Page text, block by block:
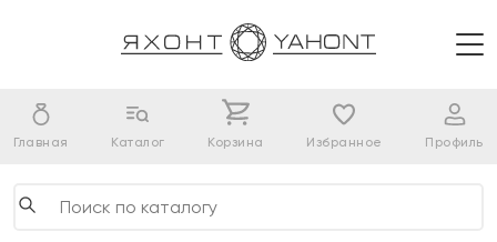
Главная Каталог Корзина Избранное Профиль